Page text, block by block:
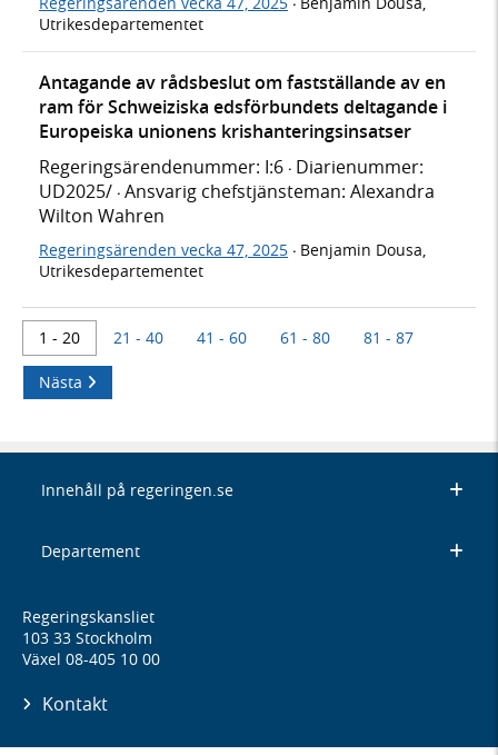
Utrikesdepartementet
Antagande av rådsbeslut om fastställande av en
ram för Schweiziska edsförbundets deltagande i
Europeiska unionens krishanteringsinsatser
Regeringsärendenummer: I:6 · Diarienummer:
UD2025/ · Ansvarig chefstjänsteman: Alexandra
Wilton Wahren
Regeringsärenden vecka 47, 2025 · Benjamin Dousa,
Utrikesdepartementet
1 - 20 21 - 40 41 - 60 61 - 80 81 - 87
Nästa
Innehåll på regeringen.se
Departement
Regeringskansliet
103 33 Stockholm
Växel 08-405 10 00
Kontakt